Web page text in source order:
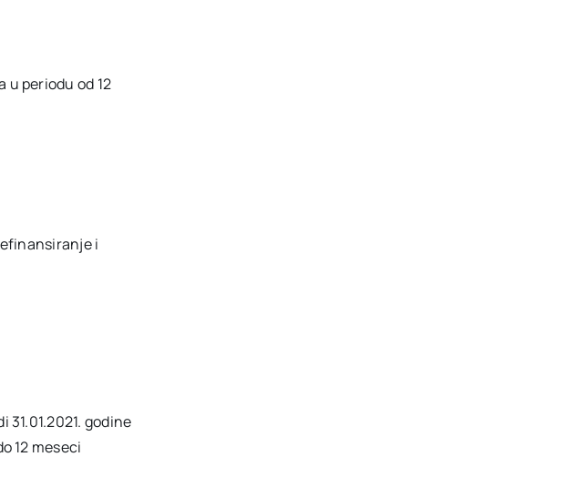
periodu od 12
i
godine
12 meseci